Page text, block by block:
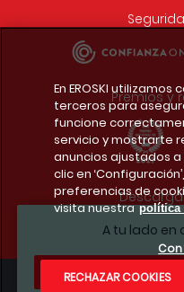
A tu lado
Premios y
En EROSKI
terceros para
funcione
servicio y mostrarte
anuncios ajustados
clic en
preferencias de
visita nuestra política
RECHAZAR COOKIES